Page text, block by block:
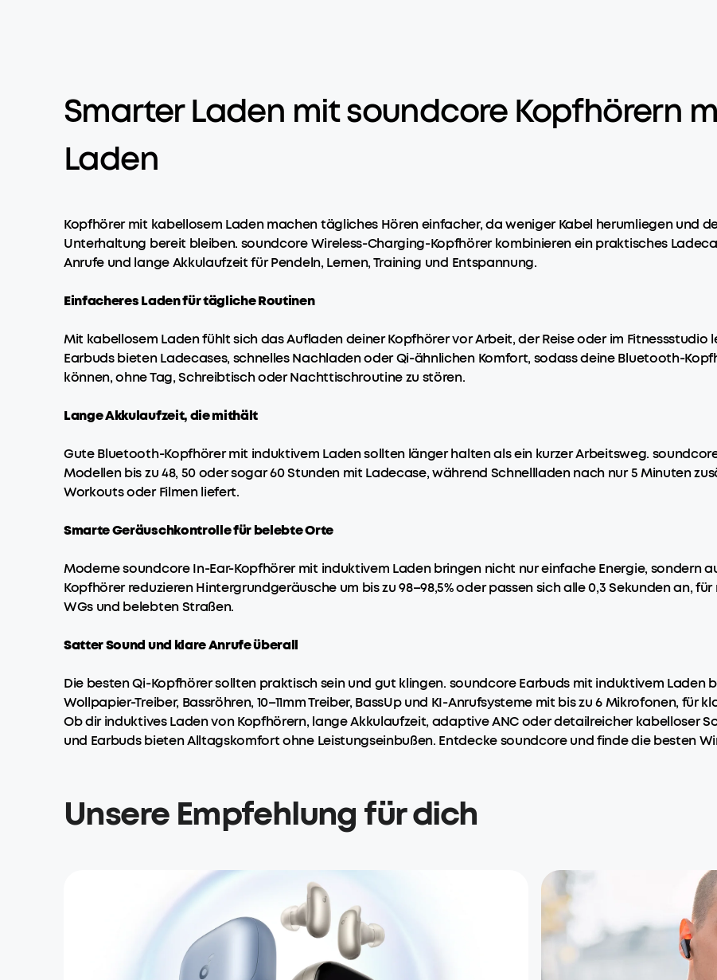
Smarter Laden mit soundcore Kopfhörern
Laden
Kopfhörer mit kabellosem Laden machen tägliches Hören einfacher, da weniger Kabel herumliegen und
Unterhaltung bereit bleiben. soundcore Wireless-Charging-Kopfhörer kombinieren ein praktisches
Anrufe und lange Akkulaufzeit für Pendeln, Lernen, Training und Entspannung.
Einfacheres Laden für tägliche Routinen
Mit kabellosem Laden fühlt sich das Aufladen deiner Kopfhörer vor Arbeit, der Reise oder im
Earbuds bieten Ladecases, schnelles Nachladen oder Qi-ähnlichen Komfort, sodass deine Bluetooth-
können, ohne Tag, Schreibtisch oder Nachttischroutine zu stören.
Lange Akkulaufzeit, die mithält
Gute Bluetooth-Kopfhörer mit induktivem Laden sollten länger halten als ein kurzer Arbeitsweg.
Modellen bis zu 48, 50 oder sogar 60 Stunden mit Ladecase, während Schnellladen nach nur 5 Minuten
Workouts oder Filmen liefert.
Smarte Geräuschkontrolle für belebte Orte
Moderne soundcore In-Ear-Kopfhörer mit induktivem Laden bringen nicht nur einfache Energie, sondern
Kopfhörer reduzieren Hintergrundgeräusche um bis zu 98–98,5% oder passen sich alle 0,3 Sekunden an,
WGs und belebten Straßen.
Satter Sound und klare Anrufe überall
Die besten Qi-Kopfhörer sollten praktisch sein und gut klingen. soundcore Earbuds mit induktivem Laden
Wollpapier-Treiber, Bassröhren, 10–11mm Treiber, BassUp und KI-Anrufsysteme mit bis zu 6 Mikrofonen, für
Ob dir induktives Laden von Kopfhörern, lange Akkulaufzeit, adaptive ANC oder detailreicher kabelloser
und Earbuds bieten Alltagskomfort ohne Leistungseinbußen. Entdecke soundcore und finde die besten
Unsere Empfehlung für dich